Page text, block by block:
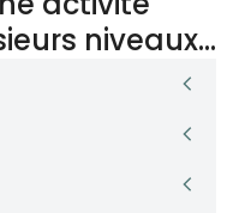
niveaux...